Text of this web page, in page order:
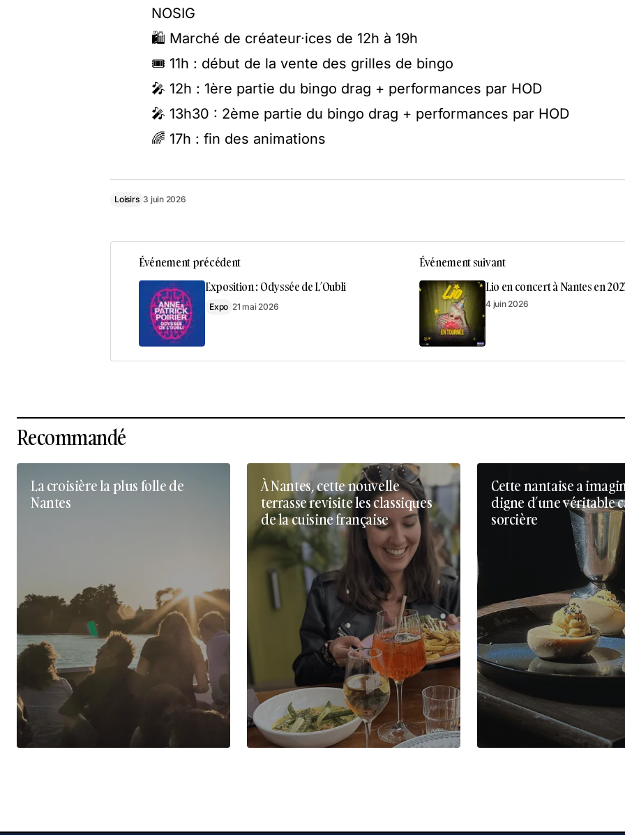
NOSIG
🛍️ Marché de créateur·ices de 12h à 19h
🎟️ 11h : début de la vente des grilles de bingo
🎤 12h : 1ère partie du bingo drag + performances par HOD
🎤 13h30 : 2ème partie du bingo drag + performances par HOD
🌈 17h : fin des animations
Loisirs 3 juin 2026
Événement précédent
Exposition : Odyssée de L’Oubli
Expo 21 mai 2026
Événement suivant
Lio en concert à Nantes en
4 juin 2026
Recommandé
La croisière la plus folle de
Nantes
À Nantes, cette nouvelle
terrasse revisite les classiques
de la cuisine française
Cette nantaise a
digne d’une véritable
sorcière